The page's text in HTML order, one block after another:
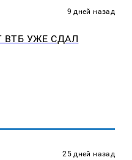
9 дней назад
УЖЕ СДАЛ
25 дней назад